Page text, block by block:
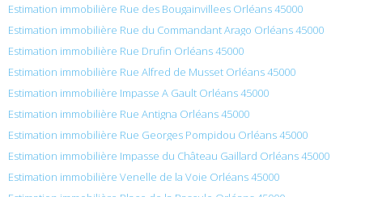
Estimation immobilière Rue des Bougainvillees Orléans 45000
Estimation immobilière Rue du Commandant Arago Orléans 45000
Estimation immobilière Rue Drufin Orléans 45000
Estimation immobilière Rue Alfred de Musset Orléans 45000
Estimation immobilière Impasse A Gault Orléans 45000
Estimation immobilière Rue Antigna Orléans 45000
Estimation immobilière Rue Georges Pompidou Orléans 45000
Estimation immobilière Impasse du Château Gaillard Orléans 45000
Estimation immobilière Venelle de la Voie Orléans 45000